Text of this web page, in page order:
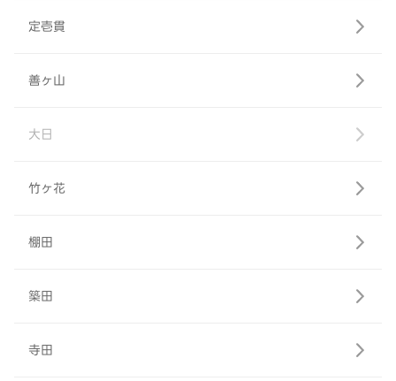
定壱貫
善ヶ山
大日
竹ヶ花
棚田
築田
寺田